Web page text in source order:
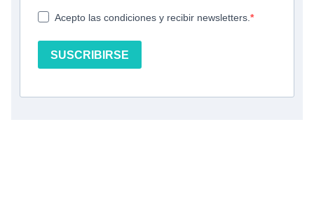
Acepto las condiciones y recibir newsletters.
SUSCRIBIRSE